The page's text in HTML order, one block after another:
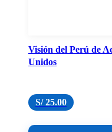
Visión del Perú de
Unidos
S/25.00